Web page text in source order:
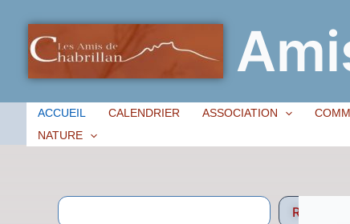
ACCUEIL CALENDRIER ASSOCIATION
NATURE